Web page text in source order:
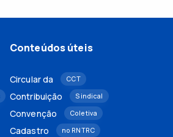
Conteúdos úteis
Circular da CCT
Contribuição Sindical
Convenção Coletiva
Cadastro no RNTRC